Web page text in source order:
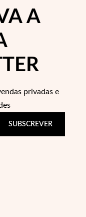
A
privadas e
SUBSCREVER